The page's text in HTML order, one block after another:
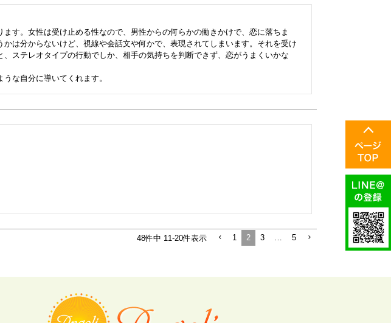
す。女性は受け止める性なので、男性からの何らかの働きかけで、恋に落ちま
は分からないけど、視線や会話文や何かで、表現されてしまいます。それを受け
ステレオタイプの行動でしか、相手の気持ちを判断できず、恋がうまくいかな
な自分に導いてくれます。
48件中 11-20件表示 1 2 3 … 5